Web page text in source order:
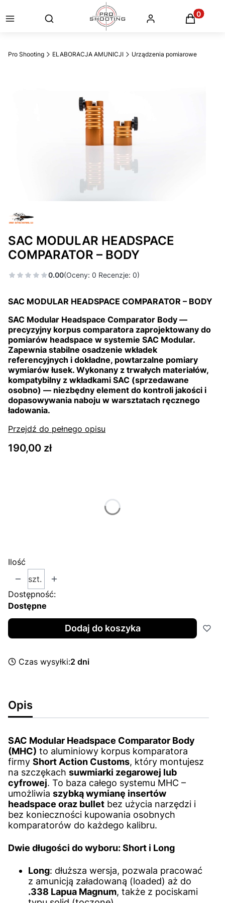
Otwórz wyszukiwarkę
Pro Shooting ELABORACJA AMUNICJI Urządzenia pomiarowe
SAC MODULAR HEADSPACE
COMPARATOR – BODY
0.00(Oceny: 0 Recenzje: 0)
SAC MODULAR HEADSPACE COMPARATOR – BODY
SAC Modular Headspace Comparator Body —
precyzyjny korpus comparatora zaprojektowany do
pomiarów headspace w systemie SAC Modular.
Zapewnia stabilne osadzenie wkładek
referencyjnych i dokładne, powtarzalne pomiary
wymiarów łusek. Wykonany z trwałych materiałów,
kompatybilny z wkładkami SAC (sprzedawane
osobno) — niezbędny element do kontroli jakości i
dopasowywania naboju w warsztatach ręcznego
ładowania.
Przejdź do pełnego opisu
Cena
190,00 zł
Ilość
szt.
Dostępność:
Dostępne
Dodaj do koszyka
Czas wysyłki:2 dni
Opis
SAC Modular Headspace Comparator Body
(MHC) to aluminiowy korpus komparatora
firmy Short Action Customs, który montujesz
na szczękach suwmiarki zegarowej lub
cyfrowej. To baza całego systemu MHC –
umożliwia szybką wymianę insertów
headspace oraz bullet bez użycia narzędzi i
bez konieczności kupowania osobnych
komparatorów do każdego kalibru.
Dwie długości do wyboru:Short i Long
Long: dłuższa wersja, pozwala pracować
z amunicją załadowaną (loaded) aż do
.338 Lapua Magnum, także z pociskami